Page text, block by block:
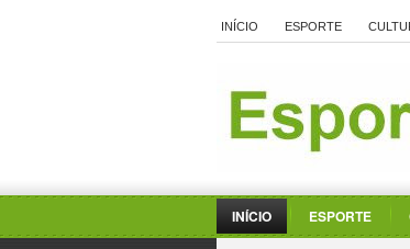
INÍCIO ESPORTE
INÍCIO ESPORTE